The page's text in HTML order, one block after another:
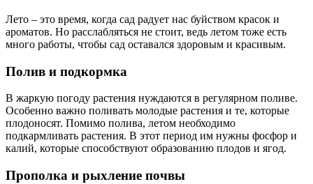
Лето – это время, когда сад радует нас буйством красок и
ароматов. Но расслабляться не стоит, ведь летом тоже есть
много работы, чтобы сад оставался здоровым и красивым.
Полив и подкормка
В жаркую погоду растения нуждаются в регулярном поливе.
Особенно важно поливать молодые растения и те, которые
плодоносят. Помимо полива, летом необходимо
подкармливать растения. В этот период им нужны фосфор и
калий, которые способствуют образованию плодов и ягод.
Прополка и рыхление почвы